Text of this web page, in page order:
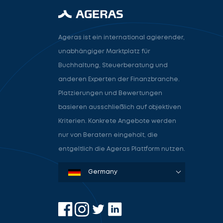
Ageras ist ein international agierender,
unabhängiger Marktplatz für
Buchhaltung, Steuerberatung und
anderen Experten der Finanzbranche.
Platzierungen und Bewertungen
basieren ausschließlich auf objektiven
Kriterien. Konkrete Angebote werden
nur von Beratern eingeholt, die
entgeltlich die Ageras Plattform nutzen.
Denmark
Sweden
Norway
Netherlands
Germany
USA